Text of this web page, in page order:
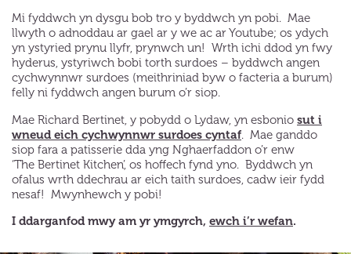
Mi fyddwch yn dysgu bob tro y byddwch yn pobi. Mae
llwyth o adnoddau ar gael ar y we ac ar Youtube; os ydych
yn ystyried prynu llyfr, prynwch un! Wrth ichi ddod yn fwy
hyderus, ystyriwch bobi torth surdoes – byddwch angen
cychwynnwr surdoes (meithriniad byw o facteria a burum)
felly ni fyddwch angen burum o’r siop.
Mae Richard Bertinet, y pobydd o Lydaw, yn esbonio sut i
wneud eich cychwynnwr surdoes cyntaf. Mae ganddo
siop fara a patisserie dda yng Nghaerfaddon o’r enw
‘The Bertinet Kitchen’, os hoffech fynd yno. Byddwch yn
ofalus wrth ddechrau ar eich taith surdoes, cadw ieir fydd
nesaf! Mwynhewch y pobi!
I ddarganfod mwy am yr ymgyrch, ewch i’r wefan.